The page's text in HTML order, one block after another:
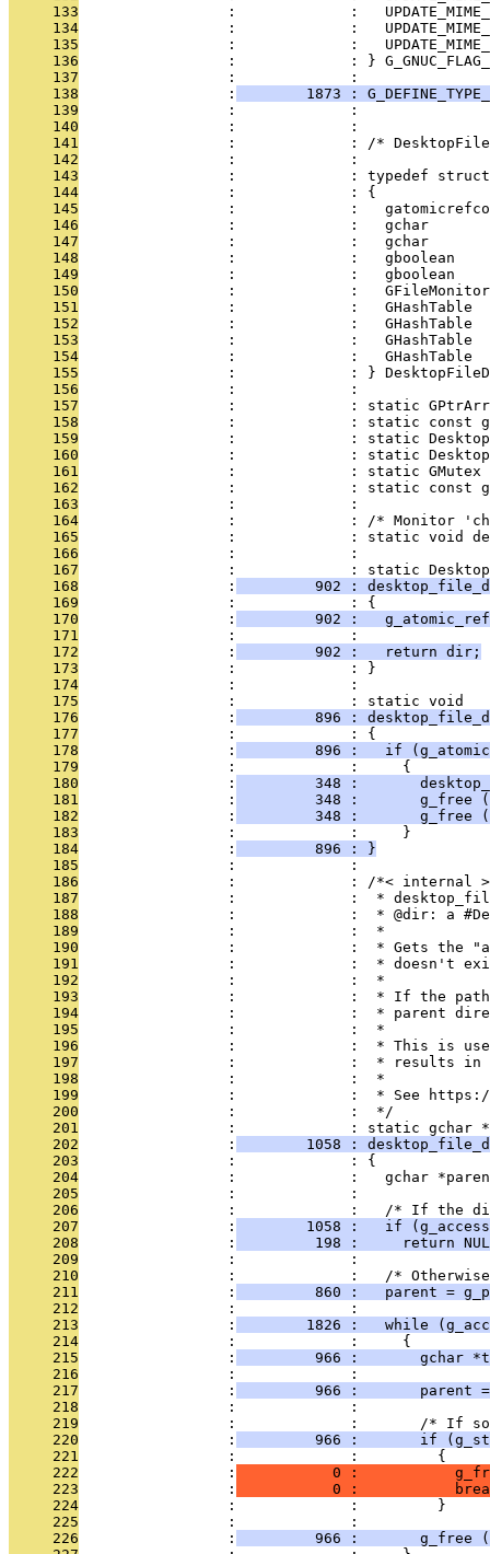
     133
:             :
     134
:             :
     135
:             :
     136
:             : }
     137
                 :             :
     138
                 :
1873 :
     139
:             :
     140
                 :             :
     141
:             : /*
     142
                 :             :
     143
                 :             : typedef struct
     144
                 :             : {
     145
:             :
     146
:             :   gchar
     147
:             :   gchar
     148
:             :   gboolean
     149
:             :   gboolean
     150
:             :
     151
:             :   GHashTable
     152
:             :   GHashTable
     153
:             :   GHashTable
     154
:             :   GHashTable
     155
:             : }
     156
                 :             :
     157
:             : static
     158
:             : static const
     159
:             : static
     160
:             : static
     161
:             : static
     162
:             : static const
     163
                 :             :
     164
:             : /* Monitor
     165
:             : static void
     166
                 :             :
     167
:             : static
     168
                 :
902 :
     169
                 :             : {
     170
                 :
902 :
     171
                 :             :
     172
                 :
         902 :   return dir;
     173
                 :             : }
     174
                 :             :
     175
                 :             : static void
     176
                 :
896 :
     177
                 :             : {
     178
                 :
896 :   if
     179
                 :             :     {
     180
                 :
348 :
     181
                 :
348 :       g_free
     182
                 :
348 :       g_free
     183
                 :             :     }
     184
                 :
         896 : }
     185
                 :             :
     186
                 :             : /*< internal >
     187
:             :  *
     188
:             :  * @dir: a
     189
                 :             :  *
     190
:             :  * Gets the
     191
:             :  * doesn't
     192
                 :             :  *
     193
:             :  * If the
     194
:             :  * parent
     195
                 :             :  *
     196
:             :  * This is
     197
:             :  * results in
     198
                 :             :  *
     199
:             :  * See
     200
                 :             :  */
     201
                 :             : static gchar *
     202
                 :
1058 :
     203
                 :             : {
     204
:             :   gchar
     205
                 :             :
     206
:             :   /* If the
     207
                 :
1058 :   if
     208
                 :
198 :     return
     209
                 :             :
     210
:             :   /*
     211
                 :
860 :   parent =
     212
                 :             :
     213
                 :
1826 :   while
     214
                 :             :     {
     215
                 :
966 :       gchar
     216
                 :             :
     217
                 :
966 :       parent
     218
                 :             :
     219
:             :       /* If
     220
                 :
966 :       if
     221
                 :             :         {
     222
                 :
0 :
     223
                 :
0 :
     224
                 :             :         }
     225
                 :             :
     226
                 :
966 :       g_free